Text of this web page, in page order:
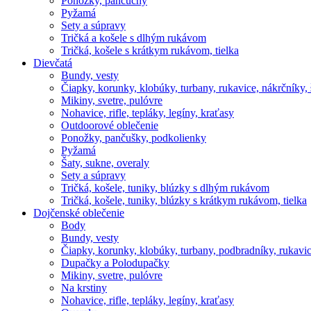
Pyžamá
Sety a súpravy
Tričká a košele s dlhým rukávom
Tričká, košele s krátkym rukávom, tielka
Dievčatá
Bundy, vesty
Čiapky, korunky, klobúky, turbany, rukavice, nákrčníky,
Mikiny, svetre, pulóvre
Nohavice, rifle, tepláky, legíny, kraťasy
Outdoorové oblečenie
Ponožky, pančušky, podkolienky
Pyžamá
Šaty, sukne, overaly
Sety a súpravy
Tričká, košele, tuniky, blúzky s dlhým rukávom
Tričká, košele, tuniky, blúzky s krátkym rukávom, tielka
Dojčenské oblečenie
Body
Bundy, vesty
Čiapky, korunky, klobúky, turbany, podbradníky,
Dupačky a Polodupačky
Mikiny, svetre, pulóvre
Na krstiny
Nohavice, rifle, tepláky, legíny, kraťasy